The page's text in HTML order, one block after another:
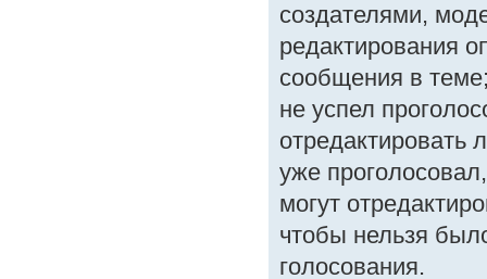
создателями,
редактирования
сообщения в
не успел
отредактировать
уже
могут
чтобы нельзя
голосования.